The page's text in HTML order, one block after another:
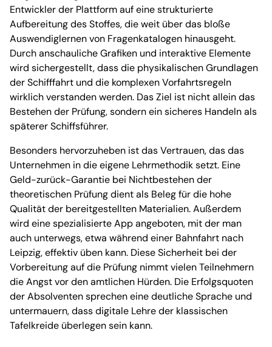
Entwickler der Plattform auf eine strukturierte
Aufbereitung des Stoffes, die weit über das bloße
Auswendiglernen von Fragenkatalogen hinausgeht.
Durch anschauliche Grafiken und interaktive Elemente
wird sichergestellt, dass die physikalischen Grundlagen
der Schifffahrt und die komplexen Vorfahrtsregeln
wirklich verstanden werden. Das Ziel ist nicht allein das
Bestehen der Prüfung, sondern ein sicheres Handeln als
späterer Schiffsführer.
Besonders hervorzuheben ist das Vertrauen, das das
Unternehmen in die eigene Lehrmethodik setzt. Eine
Geld-zurück-Garantie bei Nichtbestehen der
theoretischen Prüfung dient als Beleg für die hohe
Qualität der bereitgestellten Materialien. Außerdem
wird eine spezialisierte App angeboten, mit der man
auch unterwegs, etwa während einer Bahnfahrt nach
Leipzig, effektiv üben kann. Diese Sicherheit bei der
Vorbereitung auf die Prüfung nimmt vielen Teilnehmern
die Angst vor den amtlichen Hürden. Die Erfolgsquoten
der Absolventen sprechen eine deutliche Sprache und
untermauern, dass digitale Lehre der klassischen
Tafelkreide überlegen sein kann.